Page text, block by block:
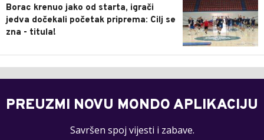
Borac krenuo jako od starta, igrači
jedva dočekali početak priprema: Cilj se
zna - titula!
PREUZMI NOVU MONDO APLIKACIJU
Savršen spoj vijesti i zabave.